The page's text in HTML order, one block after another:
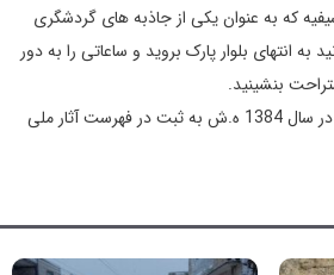
که به عنوان یکی از جاذبه های گردشگری
به انتهای بلوار پارک بروید و ساعاتی را به دور
بنشینید.
مجموعه پارک جنگلی سیفیه در سال 1384 ه.ش به ثبت در فهرست آثار ملی